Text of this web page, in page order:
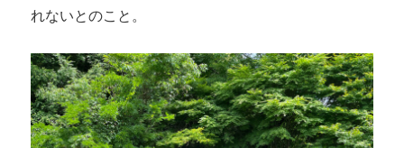
れないとのこと。